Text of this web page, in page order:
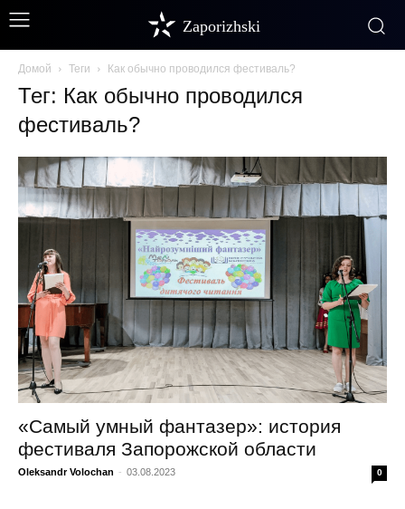
Zaporizhski
Домой Теги Как обычно проводился фестиваль?
Тег: Как обычно проводился
фестиваль?
«Самый умный фантазер»: история
фестиваля Запорожской области
Oleksandr Volochan - 03.08.2023 0